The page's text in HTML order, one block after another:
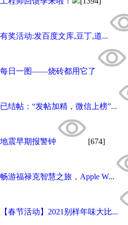
有奖活动:发百度文库,豆丁,道...
每日一图——烧砖都用它了
已结帖：“发帖加精，微信上榜”...
地震早期报警钟 [674]
畅游福禄克智慧之旅，Apple W...
【春节活动】2021别样年味大比...